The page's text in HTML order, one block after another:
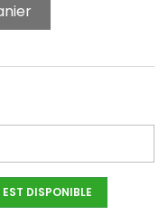
DISPONIBLE